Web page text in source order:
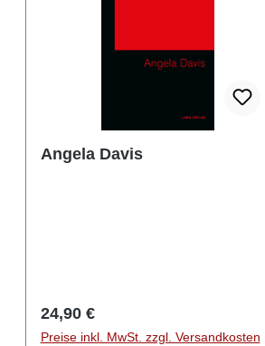
Angela Davis
Regulärer Preis:
24,90 €
Preise inkl. MwSt. zzgl. Versandkosten